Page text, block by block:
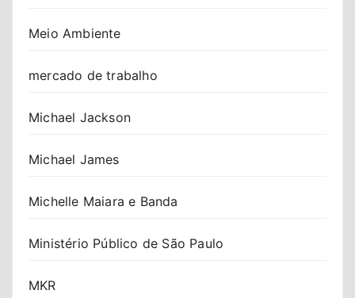
Meio Ambiente
mercado de trabalho
Michael Jackson
Michael James
Michelle Maiara e Banda
Ministério Público de São Paulo
MKR